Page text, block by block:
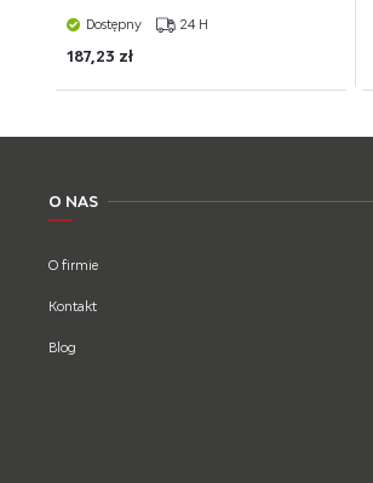
Dostępny 24 H
187,23 zł
O NAS
O firmie
Kontakt
Blog